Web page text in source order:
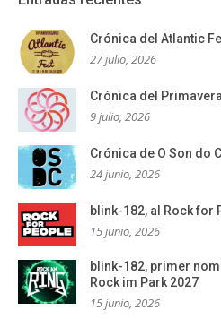
Crónica del Atlantic
27 julio, 2026
Crónica del
9 julio, 2026
Crónica de O Son do
24 junio, 2026
blink-182, al Rock for
15 junio, 2026
blink-182, primer
Rock im Park 2027
15 junio, 2026